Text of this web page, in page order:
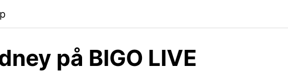
på BIGO LIVE